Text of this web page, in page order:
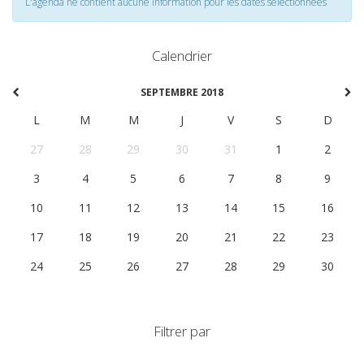
Calendrier
SEPTEMBRE 2018
L M M J V S
D
27
28 29 30 31 1
2
3
4 5 6 7 8
9
10
11 12 13 14 15
16
17
18 19 20 21 22
23
24
25 26 27 28 29 30
Filtrer par